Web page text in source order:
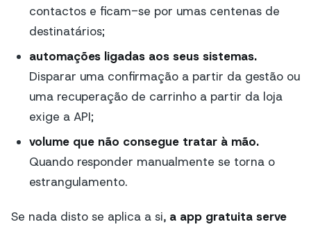
contactos e ficam-se por umas centenas de
destinatários;
automações ligadas aos seus sistemas.
Disparar uma confirmação a partir da gestão ou
uma recuperação de carrinho a partir da loja
exige a API;
volume que não consegue tratar à mão.
Quando responder manualmente se torna o
estrangulamento.
Se nada disto se aplica a si, a app gratuita serve